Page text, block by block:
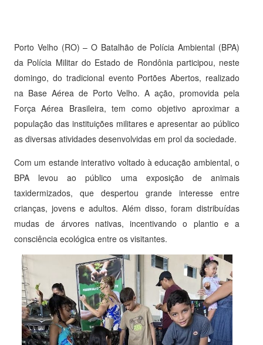
Porto Velho (RO) – O Batalhão de Polícia Ambiental (BPA)
da Polícia Militar do Estado de Rondônia participou, neste
domingo, do tradicional evento Portões Abertos, realizado
na Base Aérea de Porto Velho. A ação, promovida pela
Força Aérea Brasileira, tem como objetivo aproximar a
população das instituições militares e apresentar ao público
as diversas atividades desenvolvidas em prol da sociedade.
Com um estande interativo voltado à educação ambiental, o
BPA levou ao público uma exposição de animais
taxidermizados, que despertou grande interesse entre
crianças, jovens e adultos. Além disso, foram distribuídas
mudas de árvores nativas, incentivando o plantio e a
consciência ecológica entre os visitantes.